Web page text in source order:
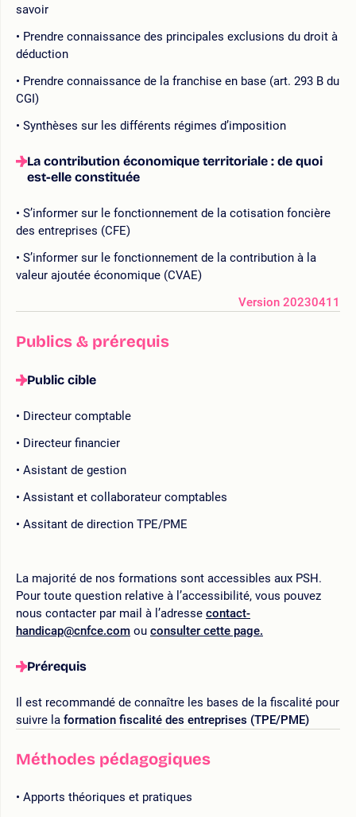
savoir
Prendre connaissance des principales exclusions du droit à
déduction
Prendre connaissance de la franchise en base (art. 293 B du
CGI)
Synthèses sur les différents régimes d’imposition
La contribution économique territoriale : de quoi
est-elle constituée
S’informer sur le fonctionnement de la cotisation foncière
des entreprises (CFE)
S’informer sur le fonctionnement de la contribution à la
valeur ajoutée économique (CVAE)
Version 20230411
Publics & prérequis
Public cible
Directeur comptable
Directeur financier
Asistant de gestion
Assistant et collaborateur comptables
Assitant de direction TPE/PME
La majorité de nos formations sont accessibles aux PSH.
Pour toute question relative à l’accessibilité, vous pouvez
nous contacter par mail à l’adresse contact-
handicap@cnfce.com ou consulter cette page.
Prérequis
Il est recommandé de connaître les bases de la fiscalité pour
suivre la formation fiscalité des entreprises (TPE/PME)
Méthodes pédagogiques
Apports théoriques et pratiques